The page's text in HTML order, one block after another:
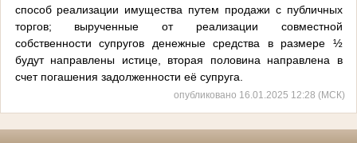
способ реализации имущества путем продажи с публичных
торгов; вырученные от реализации совместной
собственности супругов денежные средства в размере ½
будут направлены истице, вторая половина направлена в
счет погашения задолженности её супруга.
опубликовано 16.01.2025 12:28 (МСК)